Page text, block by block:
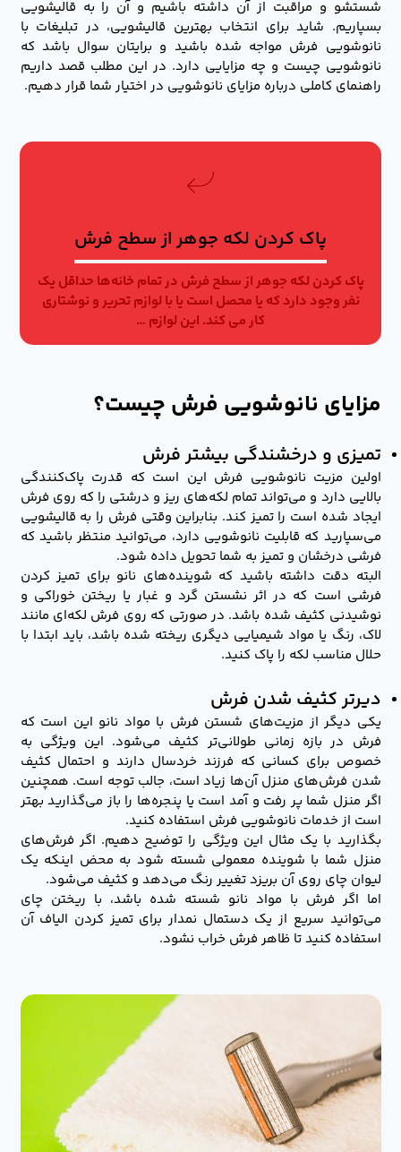
شستشو و مراقبت از آن داشته باشیم و آن را به قالیشویی
بسپاریم. شاید برای انتخاب بهترین قالیشویی، در تبلیغات با
نانوشویی فرش مواجه شده باشید و برایتان سوال باشد که
نانوشویی چیست و چه مزایایی دارد. در این مطلب قصد داریم
راهنمای کاملی درباره مزایای نانوشویی در اختیار شما قرار دهیم.
پاک کردن لکه جوهر از سطح فرش
پاک کردن لکه جوهر از سطح فرش در تمام خانه‌ها حداقل یک
نفر وجود دارد که یا محصل است یا با لوازم تحریر و نوشتاری
کار می کند. این لوازم …
مزایای نانوشویی فرش چیست؟
تمیزی و درخشندگی بیشتر فرش
اولین مزیت نانوشویی فرش این است که قدرت پاک‌کنندگی
بالایی دارد و می‌تواند تمام لکه‌های ریز و درشتی را که روی فرش
ایجاد شده است را تمیز کند. بنابراین وقتی فرش را به قالیشویی
می‌سپارید که قابلیت نانوشویی دارد، می‌توانید منتظر باشید که
فرشی درخشان و تمیز به شما تحویل داده شود.
البته دقت داشته باشید که شوینده‌های نانو برای تمیز کردن
فرشی است که در اثر نشستن گرد و غبار یا ریختن خوراکی و
نوشیدنی کثیف شده باشد. در صورتی که روی فرش لکه‌ای مانند
لاک، رنگ یا مواد شیمیایی دیگری ریخته شده باشد، باید ابتدا با
حلال مناسب لکه را پاک کنید.
دیرتر کثیف شدن فرش
یکی دیگر از مزیت‌های شستن فرش با مواد نانو این است که
فرش در بازه زمانی طولانی‌تر کثیف می‌شود. این ویژگی به
خصوص برای کسانی که فرزند خردسال دارند و احتمال کثیف
شدن فرش‌های منزل آن‌ها زیاد است، جالب توجه است. همچنین
اگر منزل شما پر رفت و آمد است یا پنجره‌ها را باز می‌گذارید بهتر
است از خدمات نانوشویی فرش استفاده کنید.
بگذارید با یک مثال این ویژگی را توضیح دهیم. اگر فرش‌های
منزل شما با شوینده معمولی شسته شود به محض اینکه یک
لیوان چای روی آن بریزد تغییر رنگ می‌دهد و کثیف می‌شود.
اما اگر فرش با مواد نانو شسته شده باشد، با ریختن چای
می‌توانید سریع از یک دستمال نمدار برای تمیز کردن الیاف آن
استفاده کنید تا ظاهر فرش خراب نشود.